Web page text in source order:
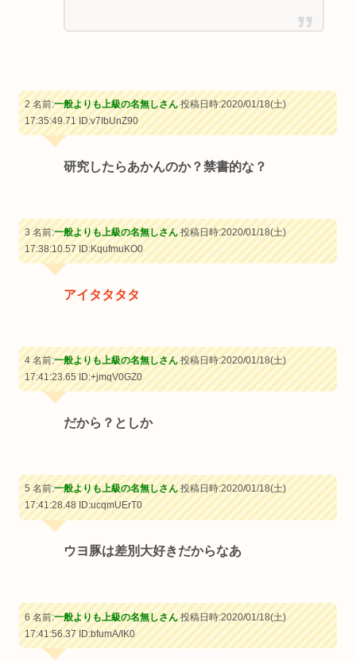
2 名前:一般よりも上級の名無しさん投稿日時:2020/01/18(土)
17:35:49.71ID:v7IbUnZ90
研究したらあかんのか？禁書的な？
3 名前:一般よりも上級の名無しさん投稿日時:2020/01/18(土)
17:38:10.57ID:KqufmuKO0
アイタタタタ
4 名前:一般よりも上級の名無しさん投稿日時:2020/01/18(土)
17:41:23.65ID:+jmqV0GZ0
だから？としか
5 名前:一般よりも上級の名無しさん投稿日時:2020/01/18(土)
17:41:28.48ID:ucqmUErT0
ウヨ豚は差別大好きだからなあ
6 名前:一般よりも上級の名無しさん投稿日時:2020/01/18(土)
17:41:56.37ID:bfumA/IK0